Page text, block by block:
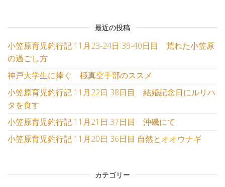
最近の投稿
小笠原育児釣行記 11月23-24日 39-40日目 荒れた小笠原
の過ごし方
神戸大学生に捧ぐ 極真空手部のススメ
小笠原育児釣行記 11月22日 38日目 結婚記念日にルリハ
タを食す
小笠原育児釣行記 11月21日 37日目 沖磯にて
小笠原育児釣行記 11月20日 36日目 自然とオオウナギ
カテゴリー